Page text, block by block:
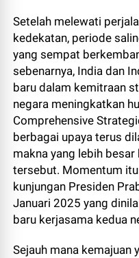
Setelah melewati
kedekatan, periode
yang sempat
sebenarnya, India dan
baru dalam kemitraan
negara meningkatkan
Comprehensive
berbagai upaya terus
makna yang lebih
tersebut. Momentum
kunjungan Presiden
Januari 2025 yang
baru kerjasama kedua
Sejauh mana kemajuan